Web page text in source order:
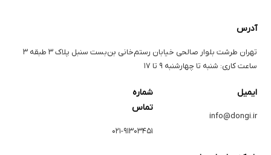
آدرس
تهران طرشت بلوار صالحی خیابان رستم‌خانی بن‌بست سنبل پلاک ۳ طبقه ۳
ساعت کاری: شنبه تا چهارشنبه ۹ تا ۱۷
ایمیل
info@dongi.ir
شماره
تماس
۰۲۱-۹۱۳۰۳۴۵۱